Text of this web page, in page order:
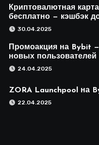
Криптовалютная
бесплатно — кэшбэк
30.04.2025
Промоакция на Bybit
новых пользователей
24.04.2025
ZORA Launchpool на
22.04.2025